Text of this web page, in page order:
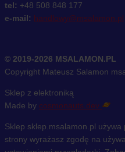
tel: +48 508 848 177
e-mail: handlowy@msalamon.pl
© 2019-2026 MSALAMON.PL
Copyright Mateusz Salamon
Sklep z elektroniką
Made by cosmonauts.dev
Sklep sklep.msalamon.pl
strony wyrażasz zgodę na